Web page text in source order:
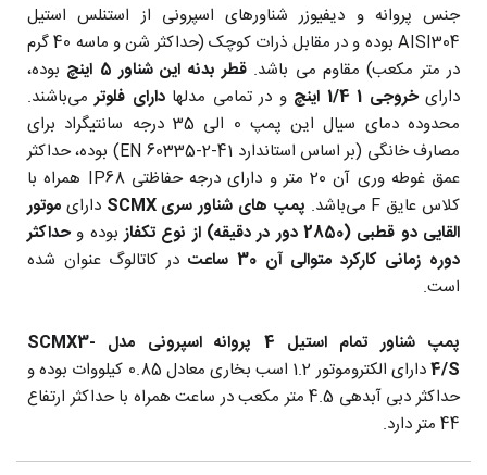
جنس پروانه و دیفیوزر شناورهای اسپرونی از استنلس استیل
AISI304 بوده و در مقابل ذرات کوچک (حداکثر شن و ماسه 40 گرم
در متر مکعب) مقاوم می باشد. قطر بدنه این شناور 5 اینچ
بوده،
دارایخروجی 1 1/4 اینچ و در تمامی مدلهادارای فلوترمی‌باشند.
محدوده دمای سیال این پمپ 0 الی 35 درجه سانتیگراد برای
مصارف خانگی (بر اساس استاندارد EN 60335-2-41) بوده، حداکثر
عمق غوطه وری آن 20 متر و دارای درجه حفاظتی IP68 همراه با
کلاس عایق F می‌باشد.
پمپ های شناور سری SCMX دارای موتور
القایی دو قطبی (2850 دور در دقیقه) از نوع تکفاز
بوده و حداکثر
دوره زمانی کارکرد متوالی آن 30 ساعت
در کاتالوگ عنوان شده
است.
پمپ شناور تمام استیل 4 پروانه اسپرونی مدل SCMX3-
4/S
دارای الکتروموتور 1.2 اسب بخاری معادل 0.85 کیلووات بوده و
حداکثر دبی آبدهی 4.5 متر مکعب در ساعت همراه با حداکثر ارتفاع
44 متر دارد.